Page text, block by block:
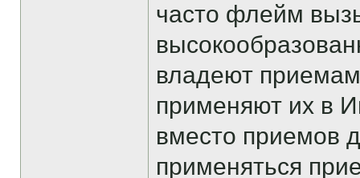
часто флейм
владеют
применяют их в
вместо приемов
применяться